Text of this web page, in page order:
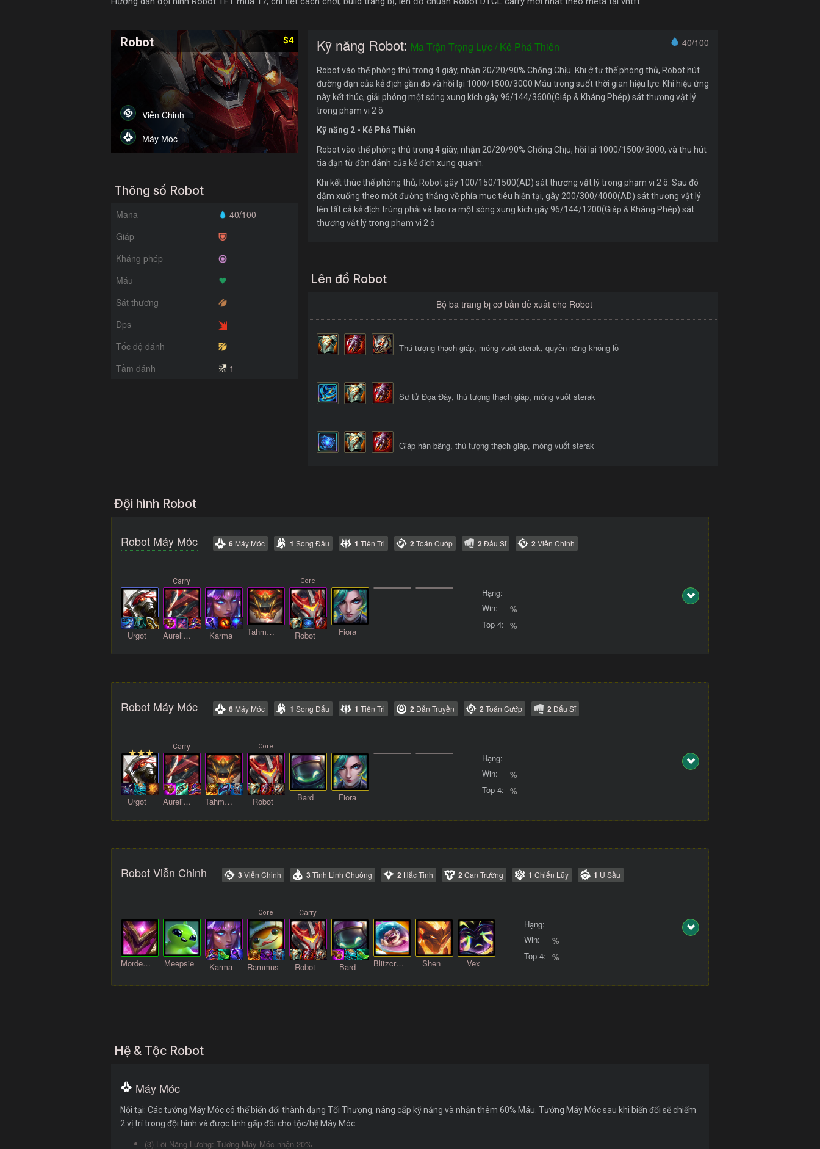
Robot $4
Viễn Chinh
Máy Móc
Thông số Robot
Mana
40/100
Giáp
Kháng phép
Máu
Sát thương
Dps
Tốc độ đánh
Tầm đánh
1
Kỹ năng Robot: Ma Trận Trọng Lực / Kẻ Phá Thiên 40/100
Robot vào thế phòng thủ trong 4 giây, nhận 20/20/90% Chống Chịu. Khi ở tư thế phòng thủ, Robot hút
đường đạn của kẻ địch gần đó và hồi lại 1000/1500/3000 Máu trong suốt thời gian hiệu lực. Khi hiệu ứng
này kết thúc, giải phóng một sóng xung kích gây 96/144/3600(Giáp & Kháng Phép) sát thương vật lý
trong phạm vi 2 ô.
Kỹ năng 2 - Kẻ Phá Thiên
Robot vào thế phòng thủ trong 4 giây, nhận 20/20/90% Chống Chịu, hồi lại 1000/1500/3000, và thu hút
tia đạn từ đòn đánh của kẻ địch xung quanh.
Khi kết thúc thế phòng thủ, Robot gây 100/150/1500(AD) sát thương vật lý trong phạm vi 2 ô. Sau đó
dậm xuống theo một đường thẳng về phía mục tiêu hiện tại, gây 200/300/4000(AD) sát thương vật lý
lên tất cả kẻ địch trúng phải và tạo ra một sóng xung kích gây 96/144/1200(Giáp & Kháng Phép) sát
thương vật lý trong phạm vi 2 ô
Lên đồ Robot
Bộ ba trang bị cơ bản đề xuất cho Robot
Thú tượng thạch giáp, móng vuốt sterak, quyền năng khổng lồ
Sư tử Đọa Đày, thú tượng thạch giáp, móng vuốt sterak
Giáp hàn băng, thú tượng thạch giáp, móng vuốt sterak
Đội hình Robot
Robot Máy Móc 6 Máy Móc 1 Song Đấu 1 Tiên Tri 2 Toán Cướp 2 Đấu Sĩ 2 Viễn Chinh
Urgot AurelionSol Karma TahmKench Robot Fiora
Hạng:
Win:
%
Top 4: %
Robot Máy Móc 6 Máy Móc 1 Song Đấu 1 Tiên Tri 2 Dẫn Truyền 2 Toán Cướp 2 Đấu Sĩ
Urgot AurelionSol TahmKench Robot Bard Fiora
Hạng:
Win:
%
Top 4: %
Robot Viễn Chinh 3 Viễn Chinh 3 Tinh Linh Chuông 2 Hắc Tinh 2 Can Trường 1 Chiến Lũy 1 U Sầu
Mordekaiser Meepsie Karma Rammus Robot Bard Blitzcrank Shen Vex
Hạng:
Win:
%
Top 4: %
Hệ & Tộc Robot
Máy Móc
Nội tại: Các tướng Máy Móc có thể biến đổi thành dạng Tối Thượng, nâng cấp kỹ năng và nhận thêm 60% Máu. Tướng Máy Móc sau khi biến đổi sẽ chiếm
2 vị trí trong đội hình và được tính gấp đôi cho tộc/hệ Máy Móc.
(3) Lõi Năng Lượng: Tướng Máy Móc nhận 20%